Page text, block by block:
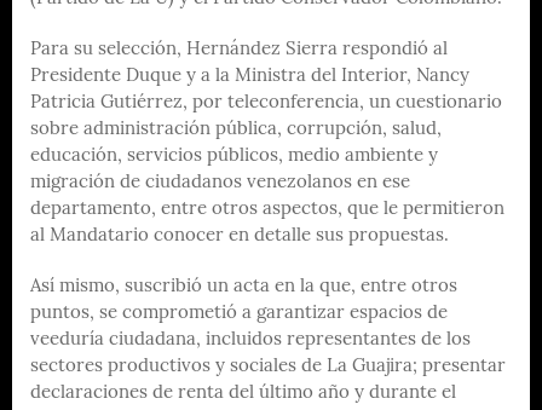
Para su selección, Hernández Sierra respondió al
Presidente Duque y a la Ministra del Interior, Nancy
Patricia Gutiérrez, por teleconferencia, un cuestionario
sobre administración pública, corrupción, salud,
educación, servicios públicos, medio ambiente y
migración de ciudadanos venezolanos en ese
departamento, entre otros aspectos, que le permitieron
al Mandatario conocer en detalle sus propuestas.
Así mismo, suscribió un acta en la que, entre otros
puntos, se comprometió a garantizar espacios de
veeduría ciudadana, incluidos representantes de los
sectores productivos y sociales de La Guajira; presentar
declaraciones de renta del último año y durante el